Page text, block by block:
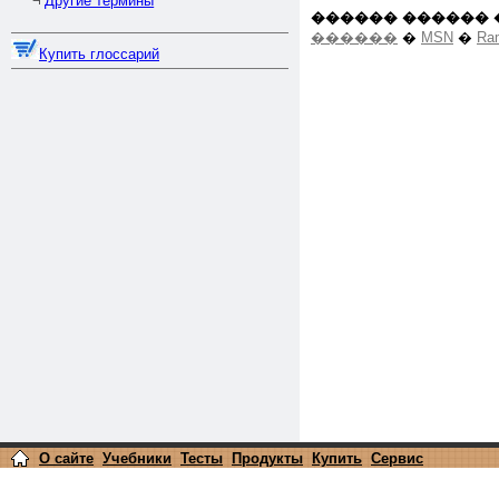
Купить глоссарий
������ ������
������ � MSN �
О сайте Учебники Тесты Продукты Купить Сервис